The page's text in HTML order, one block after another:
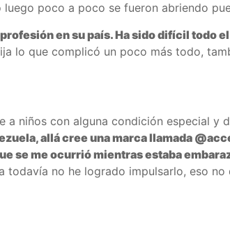
poco a poco se fueron abriendo
en su país. Ha sido difícil todo
lo que complicó un poco más todo,
niños con alguna condición especial y
allá cree una marca llamada
se me ocurrió mientras estaba
no he logrado impulsarlo, eso